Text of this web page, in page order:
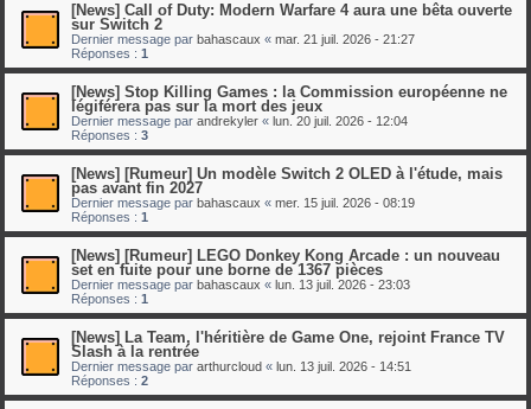
[News] Call of Duty: Modern Warfare 4 aura une bêta ouverte
sur Switch 2
Dernier message par bahascaux « mar. 21 juil. 2026 - 21:27
Réponses : 1
[News] Stop Killing Games : la Commission européenne ne
légiférera pas sur la mort des jeux
Dernier message par andrekyler « lun. 20 juil. 2026 - 12:04
Réponses : 3
[News] [Rumeur] Un modèle Switch 2 OLED à l'étude, mais
pas avant fin 2027
Dernier message par bahascaux « mer. 15 juil. 2026 - 08:19
Réponses : 1
[News] [Rumeur] LEGO Donkey Kong Arcade : un nouveau
set en fuite pour une borne de 1367 pièces
Dernier message par bahascaux « lun. 13 juil. 2026 - 23:03
Réponses : 1
[News] La Team, l'héritière de Game One, rejoint France TV
Slash à la rentrée
Dernier message par arthurcloud « lun. 13 juil. 2026 - 14:51
Réponses : 2